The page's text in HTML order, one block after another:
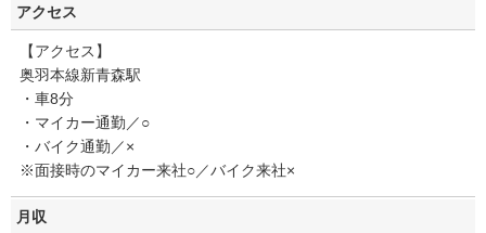
アクセス
【アクセス】
奥羽本線新青森駅
・車8分
・マイカー通勤／○
・バイク通勤／×
※面接時のマイカー来社○／バイク来社×
月収